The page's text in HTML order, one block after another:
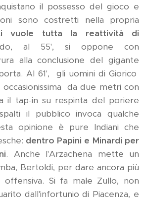
il possesso del gioco e
sono costretti nella propria
vuole tutta la reattività di
al 55', si oppone con
alla conclusione del gigante
Al 61', gli uomini di Giorico
occasionissima da due metri con
il tap-in su respinta del poriere
il pubblico invoca qualche
opinione è pure Indiani che
dentro Papini e Minardi per
. Anche l'Arzachena mette un
Bertoldi, per dare ancora più
offensiva. Si fa male Zullo, non
dall'infortunio di Piacenza, e